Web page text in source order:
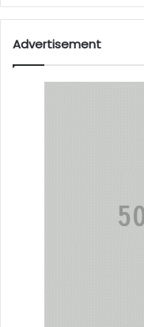
Advertisement